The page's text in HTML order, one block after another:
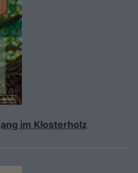
im Klosterholz